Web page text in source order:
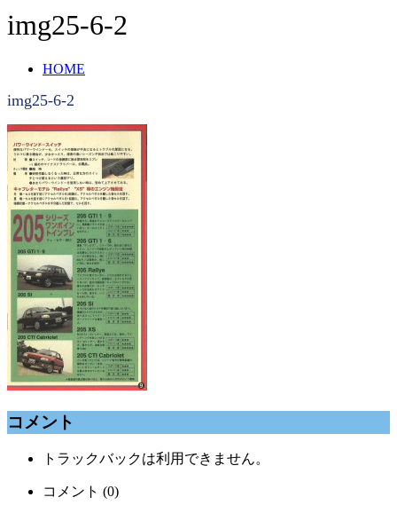
img25-6-2
HOME
img25-6-2
コメント
トラックバックは利用できません。
コメント (0)